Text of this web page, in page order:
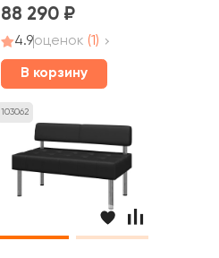
88 290
4.9оценок (1)
В корзину
103062